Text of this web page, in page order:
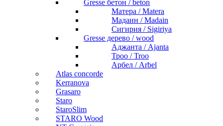
Gresse бетон / beton
Матера / Matera
Мадаин / Madain
Сигирия / Sigiriya
Gresse дерево / wood
Аджанта / Ajanta
Троо / Troo
Арбел / Arbel
Atlas concorde
Kerranova
Grasaro
Staro
StaroSlim
STARO Wood